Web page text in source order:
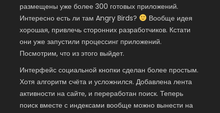
размещены уже более 300 готовых приложений.
Интересно есть ли там Angry Birds?
Вообще идея
хорошая, привлечь сторонних разработчиков. Кстати
они уже запустили процессинг приложений.
Посмотрим, что из этого выйдет.
Интерфейс социальной кнопки сделан более простым.
Хотя алгоритм счёта и усложнился. Добавлена лента
активности на сайте, и переработан поиск. Теперь
поиск вместе с индексами вообще можно вынести на